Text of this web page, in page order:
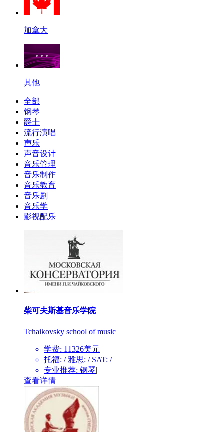
加拿大
其他
全部
钢琴
爵士
流行演唱
声乐
声音设计
音乐管理
音乐制作
音乐教育
音乐剧
音乐学
影视配乐
柴可夫斯基音乐学院
Tchaikovsky school of music
学费: 11326美元
托福: / 雅思: / SAT: /
专业推荐: 钢琴|
查看详情